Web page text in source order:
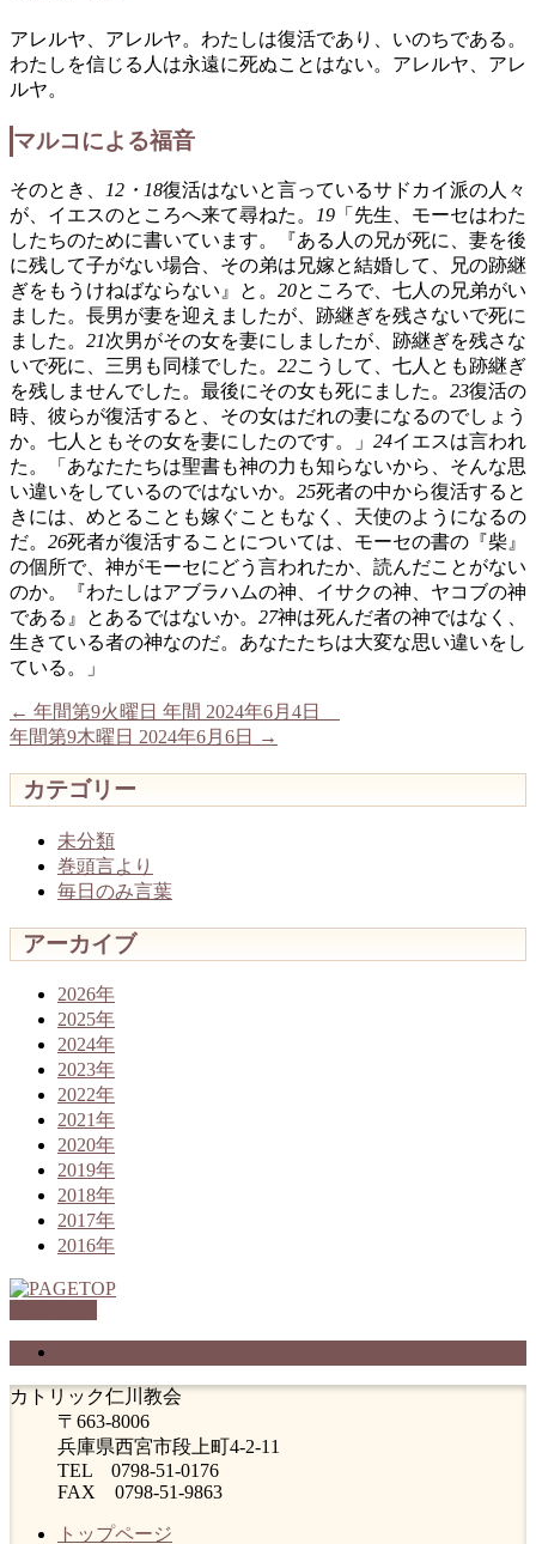
アレルヤ、アレルヤ。わたしは復活であり、いのちである。
わたしを信じる人は永遠に死ぬことはない。アレルヤ、アレ
ルヤ。
マルコによる福音
そのとき、 12・18復活はないと言っているサドカイ派の人々
が、イエスのところへ来て尋ねた。 19 「先生、モーセはわた
したちのために書いています。『ある人の兄が死に、妻を後
に残して子がない場合、その弟は兄嫁と結婚して、兄の跡継
ぎをもうけねばならない』と。 20ところで、七人の兄弟がい
ました。長男が妻を迎えましたが、跡継ぎを残さないで死に
ました。 21次男がその女を妻にしましたが、跡継ぎを残さな
いで死に、三男も同様でした。 22こうして、七人とも跡継ぎ
を残しませんでした。最後にその女も死にました。 23復活の
時、彼らが復活すると、その女はだれの妻になるのでしょう
か。七人ともその女を妻にしたのです。」 24イエスは言われ
た。「あなたたちは聖書も神の力も知らないから、そんな思
い違いをしているのではないか。 25死者の中から復活すると
きには、めとることも嫁ぐこともなく、天使のようになるの
だ。 26死者が復活することについては、モーセの書の『柴』
の個所で、神がモーセにどう言われたか、読んだことがない
のか。『わたしはアブラハムの神、イサクの神、ヤコブの神
である』とあるではないか。 27神は死んだ者の神ではなく、
生きている者の神なのだ。あなたたちは大変な思い違いをし
ている。」
← 年間第9火曜日 年間 2024年6月4日
年間第9木曜日 2024年6月6日
→
カテゴリー
未分類
巻頭言より
毎日のみ言葉
アーカイブ
2026年
2025年
2024年
2023年
2022年
2021年
2020年
2019年
2018年
2017年
2016年
カトリック仁川教会
〒663-8006
兵庫県西宮市段上町4-2-11
TEL 0798-51-0176
FAX 0798-51-9863
トップページ